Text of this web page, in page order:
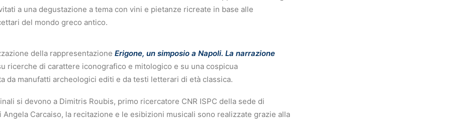
a una degustazione a tema con vini e pietanze ricreate in base alle
del mondo greco antico.
della rappresentazione Erigone, un simposio a Napoli. La narrazione
ricerche di carattere iconografico e mitologico e su una cospicua
da manufatti archeologici editi e da testi letterari di età classica.
si devono a Dimitris Roubis, primo ricercatore CNR ISPC della sede di
Angela Carcaiso, la recitazione e le esibizioni musicali sono realizzate grazie alla